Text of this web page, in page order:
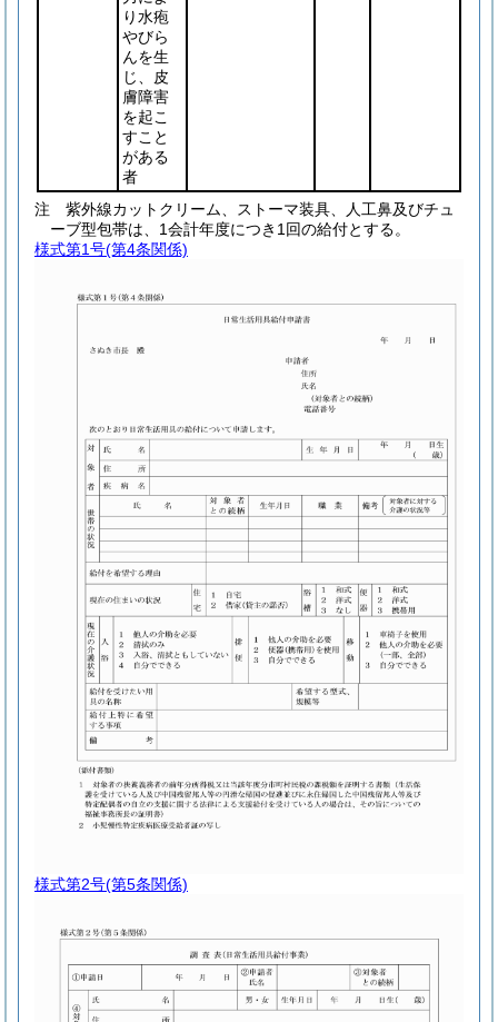
り水疱
やびら
んを生
じ、皮
膚障害
を起こ
すこと
がある
者
注 紫外線カットクリーム、ストーマ装具、人工鼻及びチュ
ーブ型包帯は、1会計年度につき1回の給付とする。
様式第1号(第4条関係)
様式第2号(第5条関係)